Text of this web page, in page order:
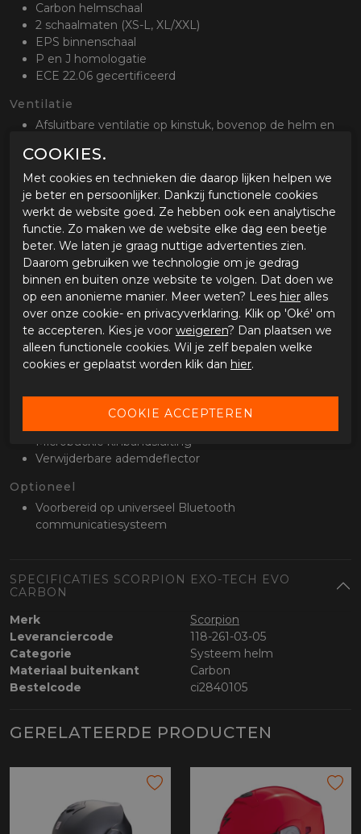
Carbon helmschaal
2 schaalmaten (XS-L, XL/XXL)
EPS binnenschaal
P en J homologatie
ECE 22.06 gecertificeerd
Ventilatie
Afsluitbare ventilatie op kinstuk, bovenop de helm en
Creëert een actieve luchstroom door de helm
Gecertificeerd om met het kinstuk open te rijden
Binnenvoering
Uitneembare en wasbare binnenvoering
Kwikwick antibacterieel en sneldrogend materiaal
Kwikfit geschikt voor brildragers
Vizieren
Standaard helder Pinlock voorbereid vizier
Pinlock lens meegeleverd
Geïntegreerd UV400 zonnevizier
Voorzien van Everclean anti-condens coating
Kinbandsluiting en extra’s
Microbuckle kinbandsluiting
Verwijderbare ademdeflector
Optioneel
Voorbereid op universeel Bluetooth
communicatiesysteem
SPECIFICATIES SCORPION EXO-TECH EVO
CARBON
Merk
Scorpion
Leveranciercode
118-261-03-05
Categorie
Systeem helm
Materiaal buitenkant
Carbon
Bestelcode
ci2840105
GERELATEERDE PRODUCTEN
COOKIES.
Met cookies en technieken die daarop lijken helpen we
je beter en persoonlijker. Dankzij functionele cookies
werkt de website goed. Ze hebben ook een analytische
functie. Zo maken we de website elke dag een beetje
beter. We laten je graag nuttige advertenties zien.
Daarom gebruiken we technologie om je gedrag
binnen en buiten onze website te volgen. Dat doen we
op een anonieme manier. Meer weten? Lees hier alles
over onze cookie- en privacyverklaring. Klik op 'Oké' om
te accepteren. Kies je voor weigeren? Dan plaatsen we
alleen functionele cookies. Wil je zelf bepalen welke
cookies er geplaatst worden klik dan hier.